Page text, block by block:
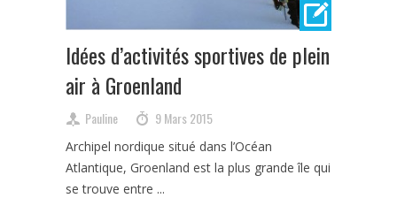
Idées d’activités sportives de plein
air à Groenland
Pauline 9 Mars 2015
Archipel nordique situé dans l’Océan
Atlantique, Groenland est la plus grande île qui
se trouve entre ...